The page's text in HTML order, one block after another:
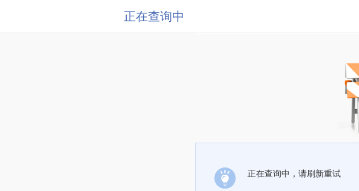
正在查询中
正在查询中，请刷新重试